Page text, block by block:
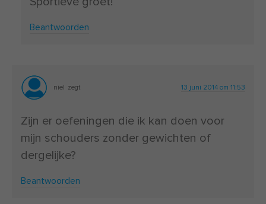
Beantwoorden
niel zegt 13 juni 2014 om 11:53
Zijn er oefeningen die ik kan doen voor
mijn schouders zonder gewichten of
dergelijke?
Beantwoorden